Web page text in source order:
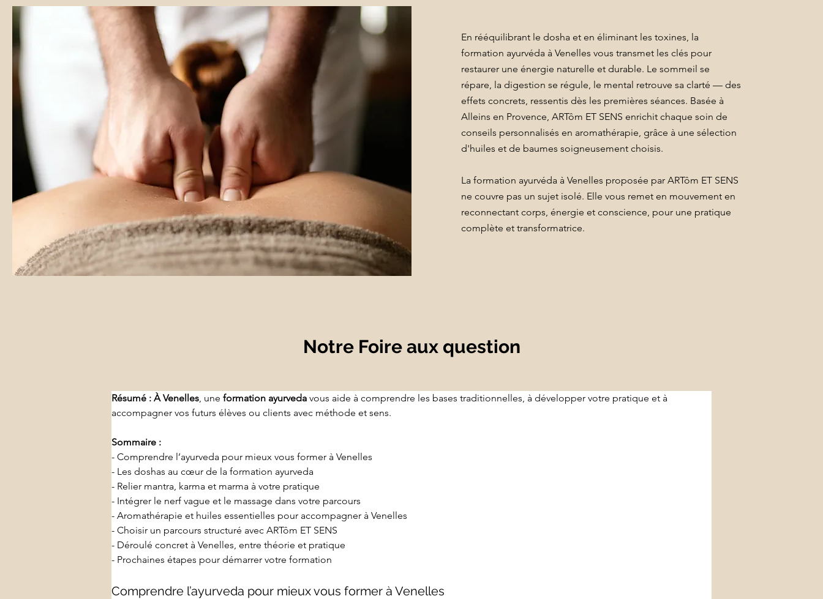
En rééquilibrant le dosha et en éliminant les toxines, la
formation ayurvéda à Venelles vous transmet les clés pour
restaurer une énergie naturelle et durable. Le sommeil se
répare, la digestion se régule, le mental retrouve sa clarté — des
effets concrets, ressentis dès les premières séances. Basée à
Alleins en Provence, ARTôm ET SENS enrichit chaque soin de
conseils personnalisés en aromathérapie, grâce à une sélection
d'huiles et de baumes soigneusement choisis.
La formation ayurvéda à Venelles proposée par ARTôm ET SENS
ne couvre pas un sujet isolé. Elle vous remet en mouvement en
reconnectant corps, énergie et conscience, pour une pratique
complète et transformatrice.
Notre Foire aux question
Résumé : À Venelles, une formation ayurveda vous aide à comprendre les bases traditionnelles, à développer votre pratique et à
accompagner vos futurs élèves ou clients avec méthode et sens.
Sommaire :
- Comprendre l’ayurveda pour mieux vous former à Venelles
- Les doshas au cœur de la formation ayurveda
- Relier mantra, karma et marma à votre pratique
- Intégrer le nerf vague et le massage dans votre parcours
- Aromathérapie et huiles essentielles pour accompagner à Venelles
- Choisir un parcours structuré avec ARTôm ET SENS
- Déroulé concret à Venelles, entre théorie et pratique
- Prochaines étapes pour démarrer votre formation
Comprendre l’ayurveda pour mieux vous former à Venelles